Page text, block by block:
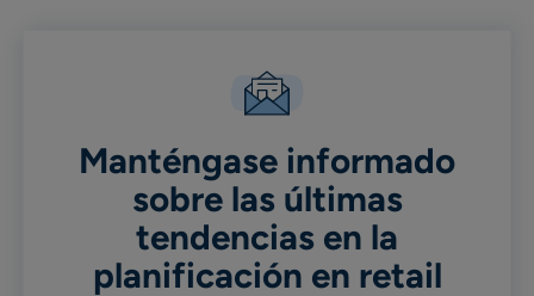
Manténgase informado
sobre las últimas
tendencias en la
planificación en retail